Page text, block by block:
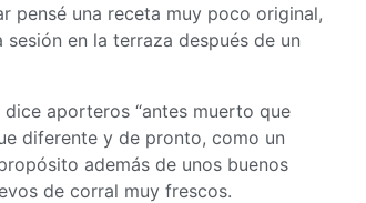
pensé una receta muy poco original,
en la terraza después de un
aporteros “antes muerto que
diferente y de pronto, como un
además de unos buenos
de corral muy frescos.